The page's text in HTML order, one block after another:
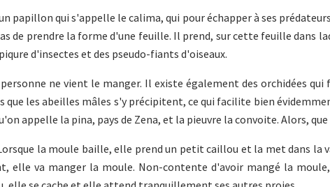
papillon qui s'appelle le calima, qui pour échapper à ses
de prendre la forme d'une feuille. Il prend, sur cette feuille dans
d'insectes et des pseudo-fiants d'oiseaux.
ne vient le manger. Il existe également des orchidées
les abeilles mâles s'y précipitent, ce qui facilite bien
appelle la pina, pays de Zena, et la pieuvre la convoite. Alors,
la moule baille, elle prend un petit caillou et la met dans la
elle va manger la moule. Non-contente d'avoir mangé la